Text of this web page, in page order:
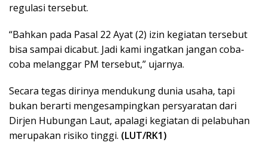
regulasi tersebut.
“Bahkan pada Pasal 22 Ayat (2) izin kegiatan tersebut
bisa sampai dicabut. Jadi kami ingatkan jangan coba-
coba melanggar PM tersebut,” ujarnya.
Secara tegas dirinya mendukung dunia usaha, tapi
bukan berarti mengesampingkan persyaratan dari
Dirjen Hubungan Laut, apalagi kegiatan di pelabuhan
merupakan risiko tinggi. (LUT/RK1)